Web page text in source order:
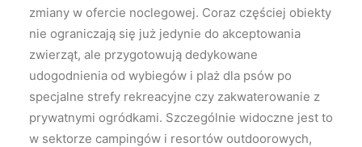
zmiany w ofercie noclegowej. Coraz częściej obiekty
nie ograniczają się już jedynie do akceptowania
zwierząt, ale przygotowują dedykowane
udogodnienia od wybiegów i plaż dla psów po
specjalne strefy rekreacyjne czy zakwaterowanie z
prywatnymi ogródkami. Szczególnie widoczne jest to
w sektorze campingów i resortów outdoorowych,